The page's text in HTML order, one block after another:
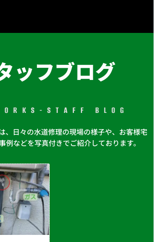
ッフブログ
STAFF BLOG
、日々の水道修理の現場の様子や、お客様宅
例などを写真付きでご紹介しております。